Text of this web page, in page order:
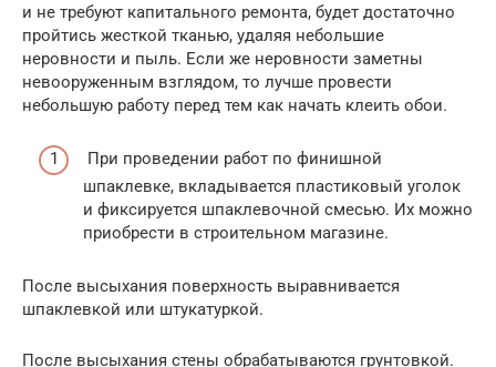
и не требуют капитального ремонта, будет достаточно
пройтись жесткой тканью, удаляя небольшие
неровности и пыль. Если же неровности заметны
невооруженным взглядом, то лучше провести
небольшую работу перед тем как начать клеить обои.
При проведении работ по финишной
шпаклевке, вкладывается пластиковый уголок
и фиксируется шпаклевочной смесью. Их можно
приобрести в строительном магазине.
После высыхания поверхность выравнивается
шпаклевкой или штукатуркой.
После высыхания стены обрабатываются грунтовкой.